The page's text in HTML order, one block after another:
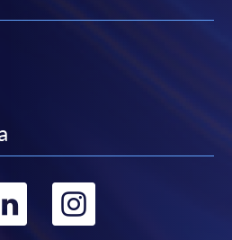
課程內其他單元
Go Go